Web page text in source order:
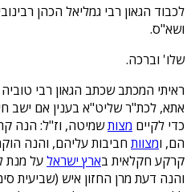
לכבוד הגאון רבי גמליאל הכהן
ושא"ס.
שלו' וברכה.
ראיתי המכתב שכתב הגאון רבי
אתא, לכת"ר שליט"א בענין אם ישב
כדי לקיים מצותשמיטה, וז"ל: הנה
הם, ומצוות חביבות עליהם, והנה
קרקע חקלאית בארץ ישראלעל מנת
והנה דעת מרן החזון איש (שביעית